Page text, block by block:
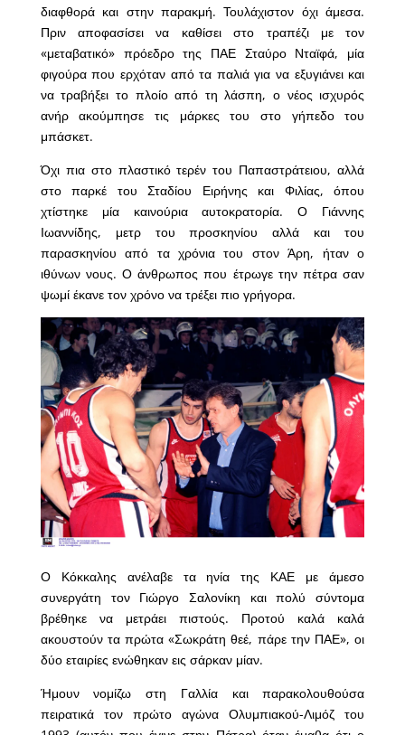
διαφθορά και στην παρακμή. Τουλάχιστον όχι άμεσα.
Πριν αποφασίσει να καθίσει στο τραπέζι με τον
«μεταβατικό» πρόεδρο της ΠΑΕ Σταύρο Νταϊφά, μία
φιγούρα που ερχόταν από τα παλιά για να εξυγιάνει και
να τραβήξει το πλοίο από τη λάσπη, ο νέος ισχυρός
ανήρ ακούμπησε τις μάρκες του στο γήπεδο του
μπάσκετ.
Όχι πια στο πλαστικό τερέν του Παπαστράτειου, αλλά
στο παρκέ του Σταδίου Ειρήνης και Φιλίας, όπου
χτίστηκε μία καινούρια αυτοκρατορία. Ο Γιάννης
Ιωαννίδης, μετρ του προσκηνίου αλλά και του
παρασκηνίου από τα χρόνια του στον Άρη, ήταν ο
ιθύνων νους. Ο άνθρωπος που έτρωγε την πέτρα σαν
ψωμί έκανε τον χρόνο να τρέξει πιο γρήγορα.
Ο Κόκκαλης ανέλαβε τα ηνία της ΚΑΕ με άμεσο
συνεργάτη τον Γιώργο Σαλονίκη και πολύ σύντομα
βρέθηκε να μετράει πιστούς. Προτού καλά καλά
ακουστούν τα πρώτα «Σωκράτη θεέ, πάρε την ΠΑΕ», οι
δύο εταιρίες ενώθηκαν εις σάρκαν μίαν.
Ήμουν νομίζω στη Γαλλία και παρακολουθούσα
πειρατικά τον πρώτο αγώνα Ολυμπιακού-Λιμόζ του